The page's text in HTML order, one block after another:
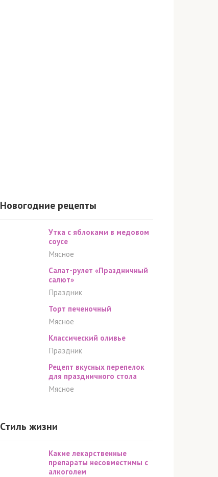
Новогодние рецепты
Утка с яблоками в медовом
соусе
Мясное
Салат-рулет «Праздничный
салют»
Праздник
Торт печеночный
Мясное
Классический оливье
Праздник
Рецепт вкусных перепелок
для праздничного стола
Мясное
Стиль жизни
Какие лекарственные
препараты несовместимы с
алкоголем